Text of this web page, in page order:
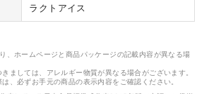
ラクトアイス
、ホームページと商品パッケージの記載内容が異なる場
ましては、アレルギー物質が異なる場合がございます。
、必ずお手元の商品の表示内容をご確認ください。